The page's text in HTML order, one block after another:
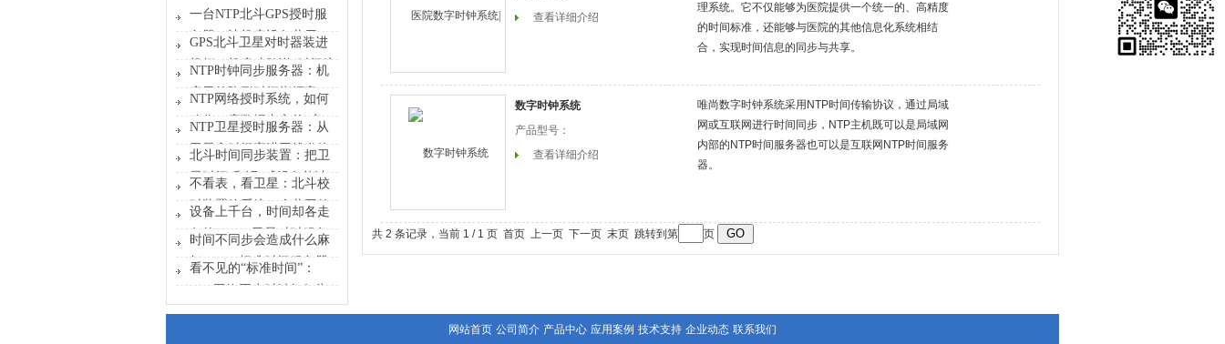
一台NTP北斗GPS授时服
务器，让机房设备共用一
张“时刻表”
GPS北斗卫星对时器装进
机柜，机房才敢说“时间统
一”
NTP时钟同步服务器：机
房里的隐形时间指挥官
NTP网络授时系统，如何
稳住一座数据中心的“心
跳”？
NTP卫星授时服务器：从
卫星拿时间塞进网线发给
设备
北斗时间同步装置：把卫
星时间“翻译”成设备能读
懂的信号
不看表，看卫星：北斗校
时装置给系统一个共同的
时间原点
设备上千台，时间却各走
各的？GPS卫星对时服务
器能做什么？
时间不同步会造成什么麻
烦？GPS标准时间服务器
解决的不只是校时
看不见的“标准时间”：
GPS网络同步时钟如何为
行业运转校准节奏
查看详细介绍
理系统。它不仅能够为医院提供一个统一的、高精度
的时间标准，还能够与医院的其他信息化系统相结
合，实现时间信息的同步与共享。
数字时钟系统
产品型号：
查看详细介绍
唯尚数字时钟系统采用NTP时间传输协议，通过局域
网或互联网进行时间同步，NTP主机既可以是局域网
内部的NTP时间服务器也可以是互联网NTP时间服务
器。
共 2 条记录，当前 1 / 1 页 首页 上一页 下一页 末页 跳转到第 页
网站首页 公司简介 产品中心 应用案例 技术支持 企业动态 联系我们